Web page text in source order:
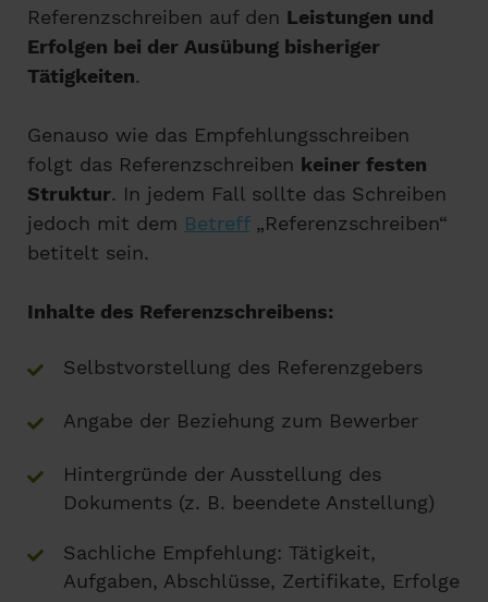
Referenzschreiben auf den Leistungen und
Erfolgen bei der Ausübung bisheriger
Tätigkeiten.
Genauso wie das Empfehlungsschreiben
folgt das Referenzschreiben keiner festen
Struktur. In jedem Fall sollte das Schreiben
jedoch mit dem Betreff„Referenzschreiben“
betitelt sein.
Inhalte des Referenzschreibens:
Selbstvorstellung des Referenzgebers
Angabe der Beziehung zum Bewerber
Hintergründe der Ausstellung des
Dokuments (z. B. beendete Anstellung)
Sachliche Empfehlung: Tätigkeit,
Aufgaben, Abschlüsse, Zertifikate, Erfolge